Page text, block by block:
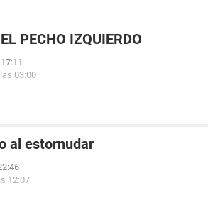
PECHO IZQUIERDO
03:00
al estornudar
12:07